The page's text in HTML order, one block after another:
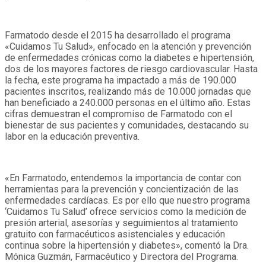
Farmatodo desde el 2015 ha desarrollado el programa
«Cuidamos Tu Salud», enfocado en la atención y prevención
de enfermedades crónicas como la diabetes e hipertensión,
dos de los mayores factores de riesgo cardiovascular. Hasta
la fecha, este programa ha impactado a más de 190.000
pacientes inscritos, realizando más de 10.000 jornadas que
han beneficiado a 240.000 personas en el último año. Estas
cifras demuestran el compromiso de Farmatodo con el
bienestar de sus pacientes y comunidades, destacando su
labor en la educación preventiva.
«En Farmatodo, entendemos la importancia de contar con
herramientas para la prevención y concientización de las
enfermedades cardíacas. Es por ello que nuestro programa
‘Cuidamos Tu Salud’ ofrece servicios como la medición de
presión arterial, asesorías y seguimientos al tratamiento
gratuito con farmacéuticos asistenciales y educación
continua sobre la hipertensión y diabetes», comentó la Dra.
Mónica Guzmán, Farmacéutico y Directora del Programa.